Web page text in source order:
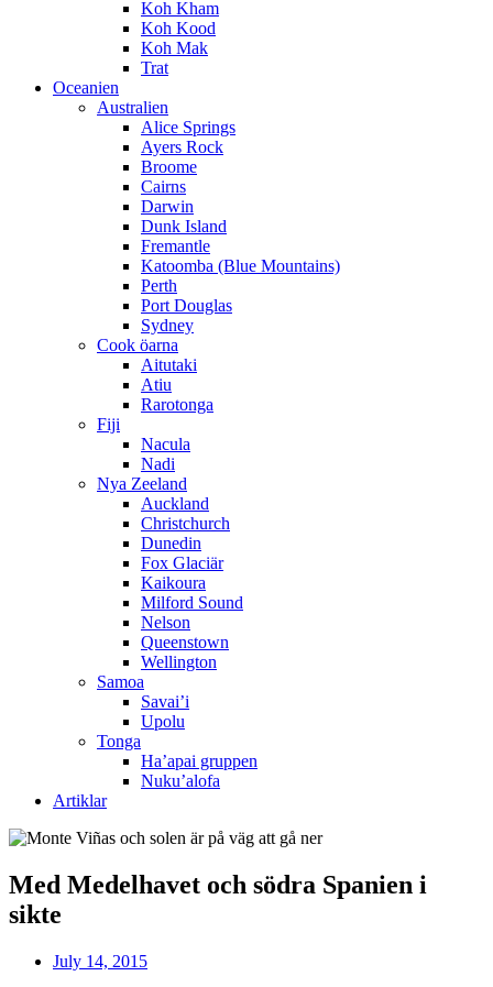
Koh Kham
Koh Kood
Koh Mak
Trat
Oceanien
Australien
Alice Springs
Ayers Rock
Broome
Cairns
Darwin
Dunk Island
Fremantle
Katoomba (Blue Mountains)
Perth
Port Douglas
Sydney
Cook öarna
Aitutaki
Atiu
Rarotonga
Fiji
Nacula
Nadi
Nya Zeeland
Auckland
Christchurch
Dunedin
Fox Glaciär
Kaikoura
Milford Sound
Nelson
Queenstown
Wellington
Samoa
Savai’i
Upolu
Tonga
Ha’apai gruppen
Nuku’alofa
Artiklar
Med Medelhavet och södra Spanien i
sikte
July 14, 2015